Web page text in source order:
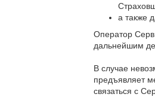
а также
Оператор
дальнейшим
В случае
предъявляет
связаться с